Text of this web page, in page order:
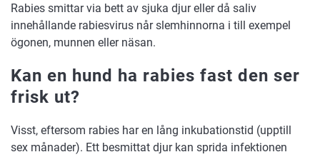
Rabies smittar via bett av sjuka djur eller då saliv
innehållande rabiesvirus når slemhinnorna i till exempel
ögonen, munnen eller näsan.
Kan en hund ha rabies fast den ser
frisk ut?
Visst, eftersom rabies har en lång inkubationstid (upptill
sex månader). Ett besmittat djur kan sprida infektionen